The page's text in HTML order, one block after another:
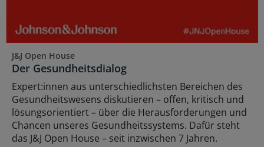
J&J Open House
Der Gesundheitsdialog
Expert:innen aus unterschiedlichsten Bereichen des
Gesundheitswesens diskutieren – offen, kritisch und
lösungsorientiert – über die Herausforderungen und
Chancen unseres Gesundheitssystems. Dafür steht
das J&J Open House – seit inzwischen 7 Jahren.